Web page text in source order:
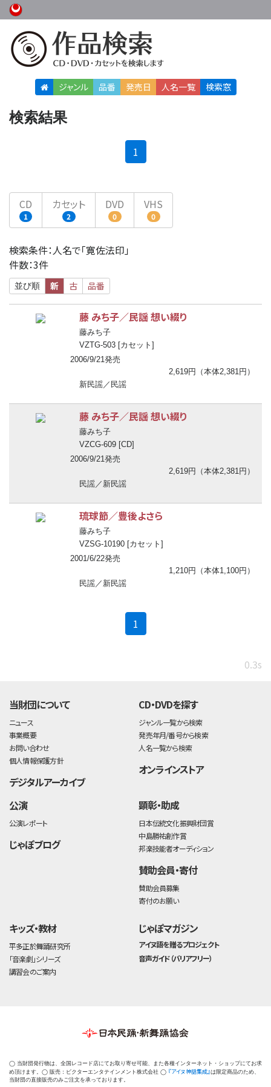
ジャンル 品番 発売日 人名一覧 検索窓
検索結果
1
CD
1
カセット
2
DVD
0
VHS
0
検索条件：人名で「寛佐法印」
件数：3件
並び順 新 古 品番
藤 みち子／民謡 想い綴り
藤みち子
VZTG-503 [カセット]
2006/9/21発売
2,619円（本体2,381円）
新民謡／民謡
藤 みち子／民謡 想い綴り
藤みち子
VZCG-609 [CD]
2006/9/21発売
2,619円（本体2,381円）
民謡／新民謡
琉球節／豊後よさら
藤みち子
VZSG-10190 [カセット]
2001/6/22発売
1,210円（本体1,100円）
民謡／新民謡
1
0.3s
当財団について
ニュース
事業概要
お問い合わせ
個人情報保護方針
デジタルアーカイブ
CD・DVDを探す
ジャンル一覧から検索
発売年月/番号から検索
人名一覧から検索
オンラインストア
公演
公演レポート
じゃぽブログ
顕彰・助成
日本伝統文化振興財団賞
中島勝祐創作賞
邦楽技能者オーディション
賛助会員・寄付
賛助会員募集
寄付のお願い
キッズ・教材
平多正於舞踊研究所
「音楽劇」シリーズ
講習会のご案内
じゃぽマガジン
アイヌ語を贈るプロジェクト
音声ガイド（バリアフリー）
◯ 当財団発行物は、全国レコード店にてお取り寄せ可能、また各種インターネット・ショップにてお求
め頂けます。◯ 販売：ビクターエンタテインメント株式会社 ◯ 『アイヌ神話集成』は限定商品のため、
当財団の直接販売のみご注文を承っております。